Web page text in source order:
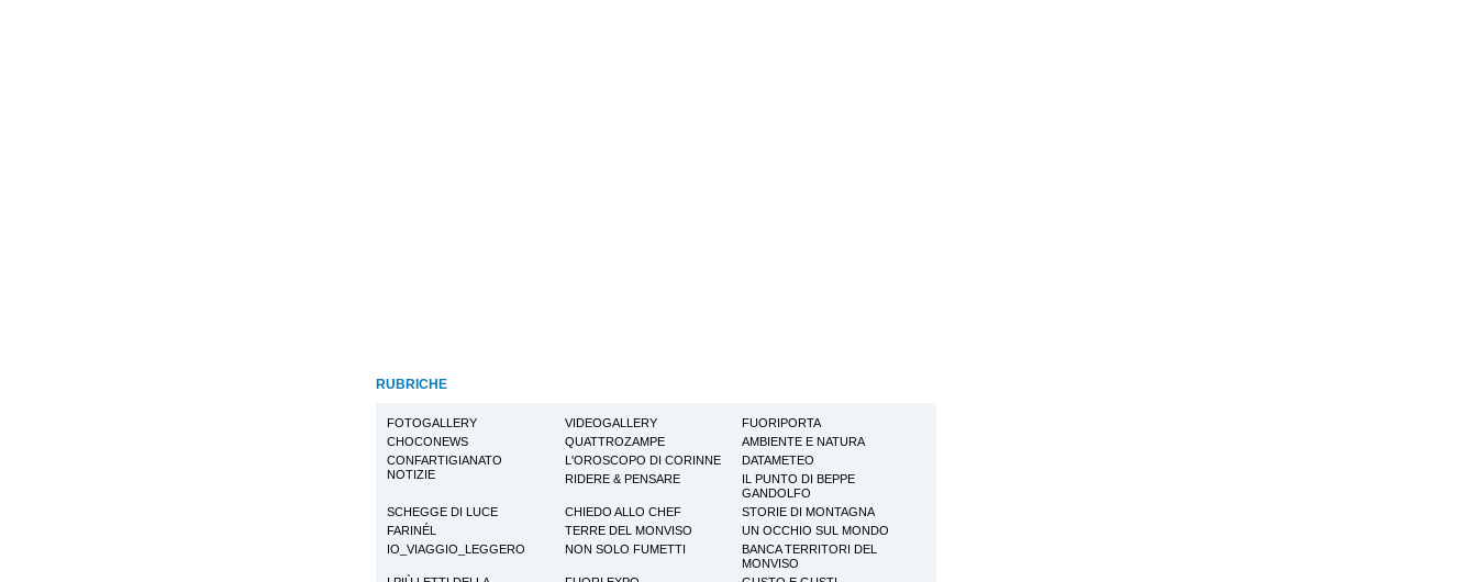
RUBRICHE
FOTOGALLERY VIDEOGALLERY
FUORIPORTA
CHOCONEWS
QUATTROZAMPE
AMBIENTE E NATURA
CONFARTIGIANATO
NOTIZIE
L'OROSCOPO DI CORINNE
DATAMETEO
RIDERE & PENSARE
IL PUNTO DI BEPPE
GANDOLFO
SCHEGGE DI LUCE
CHIEDO ALLO CHEF
STORIE DI MONTAGNA
FARINÉL
TERRE DEL MONVISO
UN OCCHIO SUL MONDO
IO_VIAGGIO_LEGGERO
NON SOLO FUMETTI
BANCA TERRITORI DEL
MONVISO